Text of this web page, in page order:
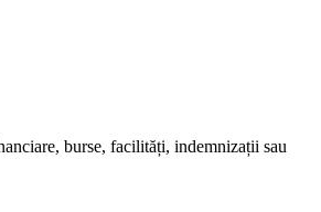
burse, facilități, indemnizații sau